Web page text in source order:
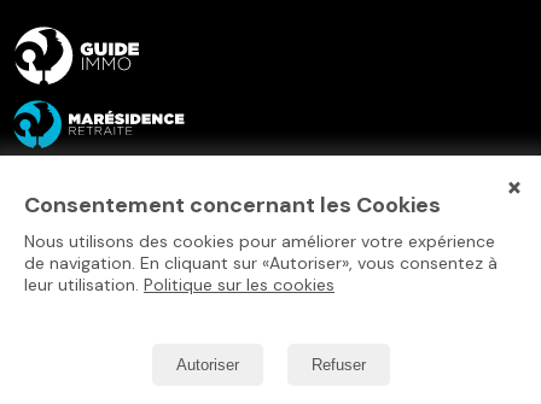
×
Consentement concernant les Cookies
Nous utilisons des cookies pour améliorer votre expérience
de navigation. En cliquant sur «Autoriser», vous consentez à
leur utilisation. Politique sur les cookies
Autoriser Refuser